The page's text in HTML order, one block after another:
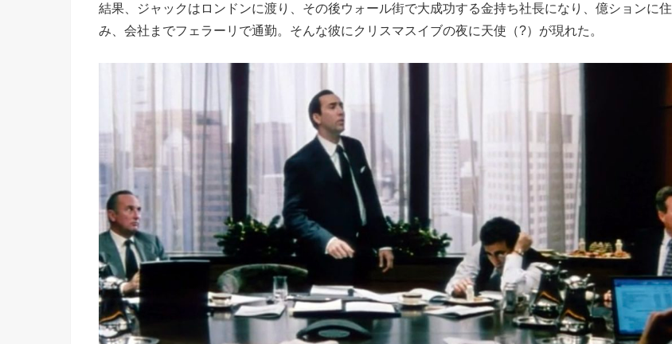
結果、ジャックはロンドンに渡り、その後ウォール街で大成功する金持ち社長になり、億ションに住
み、会社までフェラーリで通勤。そんな彼にクリスマスイブの夜に天使（?）が現れた。